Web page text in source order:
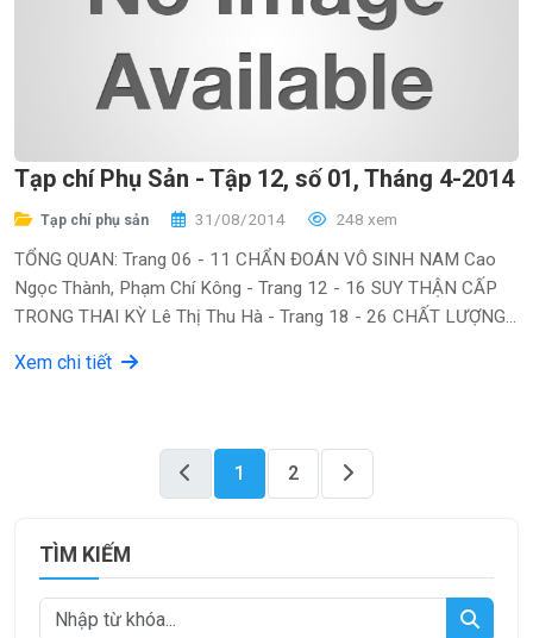
Tạp chí Phụ Sản - Tập 12, số 01, Tháng 4-2014
Tạp chí phụ sản 31/08/2014 248 xem
TỔNG QUAN: Trang 06 - 11 CHẨN ĐOÁN VÔ SINH NAM Cao
Ngọc Thành, Phạm Chí Kông - Trang 12 - 16 SUY THẬN CẤP
TRONG THAI KỲ Lê Thị Thu Hà - Trang 18 - 26 CHẤT LƯỢNG
Xem chi tiết
1 2
TÌM KIẾM